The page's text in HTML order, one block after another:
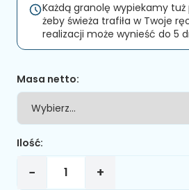
Każdą granolę wypiekamy
żeby świeża trafiła w Twoje
realizacji może wynieść do 5
Masa netto:
Ilość:
− +